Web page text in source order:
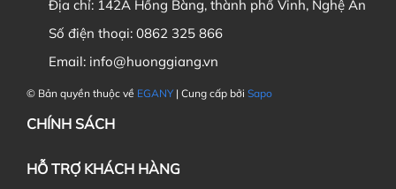
Địa chỉ: 142A Hồng Bàng, thành phố Vinh, Nghệ An
Số điện thoại: 0862 325 866
Email: info@huonggiang.vn
© Bản quyền thuộc về EGANY | Cung cấp bởi Sapo
CHÍNH SÁCH
HỖ TRỢ KHÁCH HÀNG